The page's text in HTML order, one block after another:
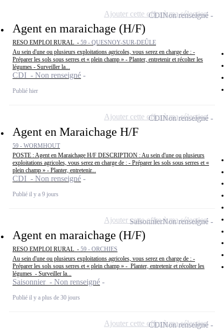
Agent en maraichage (H/F)
RESO EMPLOI RURAL - 59 - QUESNOY-SUR-DEÛLE
Au sein d'une ou plusieurs exploitations agricoles, vous serez en charge de : -
Préparer les sols sous serres et « plein champ » - Planter, entretenir et récolter les
légumes - Surveiller la...
CDI - Non renseigné
Publié hier
CDINon renseigné
Ajouter cette offre à ma sélection
Agent en Maraichage H/F
59 - WORMHOUT
POSTE : Agent en Maraichage H/F DESCRIPTION : Au sein d'une ou plusieurs
exploitations agricoles, vous serez en charge de : - Préparer les sols sous serres et «
plein champ » - Planter, entretenir...
CDI - Non renseigné
Publié il y a 9 jours
CDINon renseigné
Ajouter cette offre à ma sélection
Agent en maraichage (H/F)
RESO EMPLOI RURAL - 59 - ORCHIES
Au sein d'une ou plusieurs exploitations agricoles, vous serez en charge de : -
Préparer les sols sous serres et « plein champ » - Planter, entretenir et récolter les
légumes - Surveiller la...
Saisonnier - Non renseigné
Publié il y a plus de 30 jours
SaisonnierNon renseigné
Ajouter cette offre à ma sélection
CDINon renseigné
Ajouter cette offre à ma sélection